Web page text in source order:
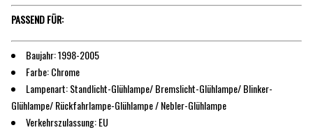
PASSEND FÜR:
Baujahr: 1998-2005
Farbe: Chrome
Lampenart: Standlicht-Glühlampe/ Bremslicht-Glühlampe/ Blinker-
Glühlampe/ Rückfahrlampe-Glühlampe / Nebler-Glühlampe
Verkehrszulassung: EU